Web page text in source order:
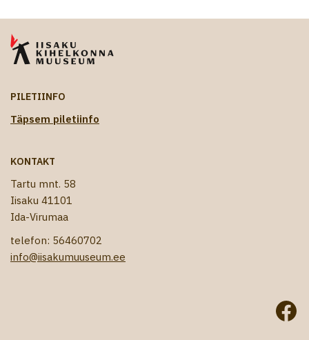
PILETIINFO
Täpsem piletiinfo
KONTAKT
Tartu mnt. 58
Iisaku 41101
Ida-Virumaa
telefon: 56460702
info@iisakumuuseum.ee